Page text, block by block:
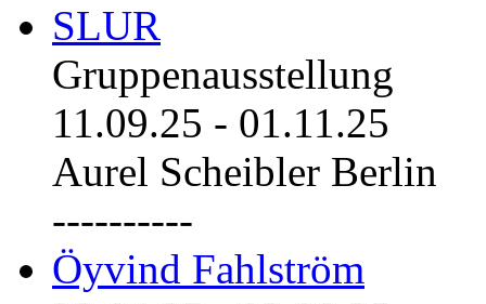
SLUR
Gruppenausstellung
11.09.25 - 01.11.25
Aurel Scheibler Berlin
----------
Öyvind Fahlström